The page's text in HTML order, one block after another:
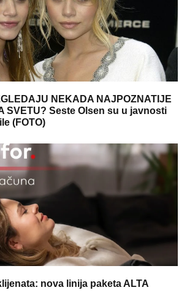
NEKADA NAJPOZNATIJE
SVETU? Seste Olsen su u javnosti
(FOTO)
nova linija paketa ALTA